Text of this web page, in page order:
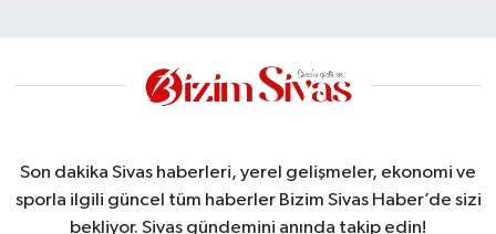
Son dakika Sivas haberleri, yerel gelişmeler, ekonomi ve
sporla ilgili güncel tüm haberler Bizim Sivas Haber’de sizi
bekliyor. Sivas gündemini anında takip edin!